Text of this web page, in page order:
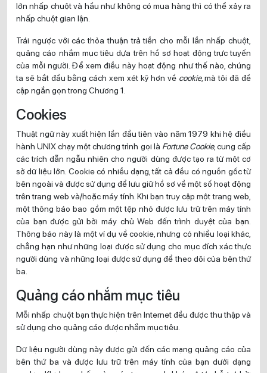
lớn nhấp chuột và hầu như không có mua hàng thì có thể xảy ra
nhấp chuột gian lận.
Trái ngược với các thỏa thuận trả tiền cho mỗi lần nhấp chuột,
quảng cáo nhắm mục tiêu dựa trên hồ sơ hoạt động trực tuyến
của mỗi người. Để xem điều này hoạt động như thế nào, chúng
ta sẽ bắt đầu bằng cách xem xét kỹ hơn về cookie, mà tôi đã đề
cập ngắn gọn trong Chương 1.
Cookies
Thuật ngữ này xuất hiện lần đầu tiên vào năm 1979 khi hệ điều
hành UNIX chạy một chương trình gọi là Fortune Cookie, cung cấp
các trích dẫn ngẫu nhiên cho người dùng được tạo ra từ một cơ
sở dữ liệu lớn. Cookie có nhiều dạng, tất cả đều có nguồn gốc từ
bên ngoài và được sử dụng để lưu giữ hồ sơ về một số hoạt động
trên trang web và/hoặc máy tính. Khi bạn truy cập một trang web,
một thông báo bao gồm một tệp nhỏ được lưu trữ trên máy tính
của bạn được gửi bởi máy chủ Web đến trình duyệt của bạn.
Thông báo này là một ví dụ về cookie, nhưng có nhiều loại khác,
chẳng hạn như những loại được sử dụng cho mục đích xác thực
người dùng và những loại được sử dụng để theo dõi của bên thứ
ba.
Quảng cáo nhắm mục tiêu
Mỗi nhấp chuột bạn thực hiện trên Internet đều được thu thập và
sử dụng cho quảng cáo được nhắm mục tiêu.
Dữ liệu người dùng này được gửi đến các mạng quảng cáo của
bên thứ ba và được lưu trữ trên máy tính của bạn dưới dạng